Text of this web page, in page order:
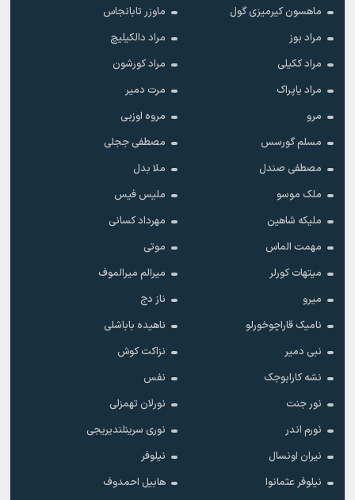
ماهسون کیرمیزی گول
ماوزر تابانجاس
مراد بوز
مراد دالکیلیچ
مراد ککیلی
مراد کورشون
مراد یاپراک
مرت دمیر
مرو
مروه اوزبی
مسلم گورسس
مصطفی ججلی
مصطفی صندل
ملا بدل
ملک موسو
ملیس فیس
ملیکه شاهین
مهرداد کسانی
مهمت الماس
موتی
میتهات کورلر
میرالم میرالموف
میرو
ناز دج
نامیک قاراچوخورلو
ناهیده باباشلی
نبی دمیر
نزاکت کوش
نشه کارابوجک
نفس
نور جنت
نورلان تهمزلی
نورم اندر
نوری سرینلندیریجی
نیران اونسال
نیلوفر
نیلوفر عثمانوا
هابیل احمدوف